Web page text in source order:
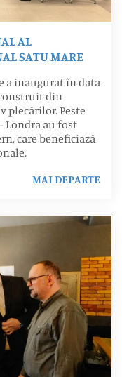
AL
SATU MARE
a inaugurat în data
din
plecărilor. Peste
Londra au fost
care beneficiază
MAI DEPARTE